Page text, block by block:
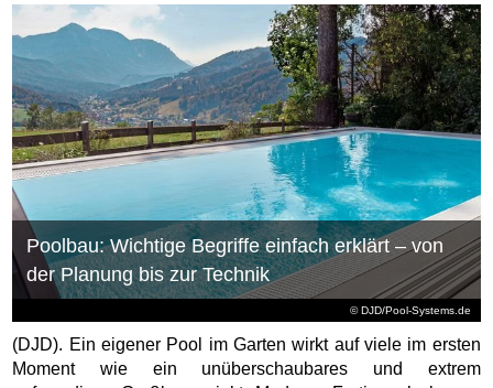
© DJD/Pool-Systems.de
Poolbau: Wichtige Begriffe einfach erklärt – von
der Planung bis zur Technik
(DJD). Ein eigener Pool im Garten wirkt auf viele im ersten
Moment wie ein unüberschaubares und extrem